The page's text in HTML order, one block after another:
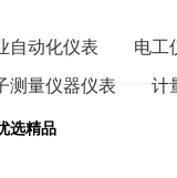
自动化仪表 电工
测量仪器仪表 计
选精品